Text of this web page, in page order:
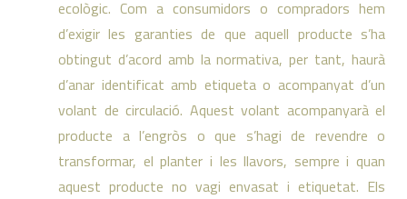
ecològic. Com a consumidors o compradors hem
d’exigir les garanties de que aquell producte s’ha
obtingut d’acord amb la normativa, per tant, haurà
d’anar identificat amb etiqueta o acompanyat d’un
volant de circulació. Aquest volant acompanyarà el
producte a l’engròs o que s’hagi de revendre o
transformar, el planter i les llavors, sempre i quan
aquest producte no vagi envasat i etiquetat. Els